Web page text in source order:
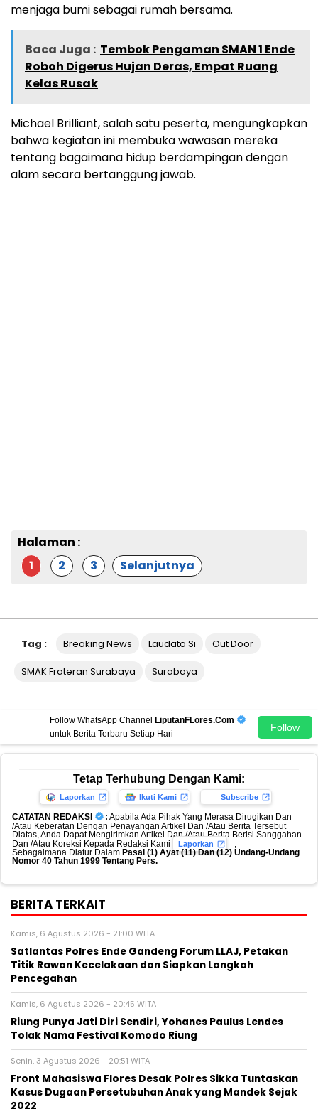
menjaga bumi sebagai rumah bersama.
Baca Juga : Tembok Pengaman SMAN 1 Ende
Roboh Digerus Hujan Deras, Empat Ruang
Kelas Rusak
Michael Brilliant, salah satu peserta, mengungkapkan
bahwa kegiatan ini membuka wawasan mereka
tentang bagaimana hidup berdampingan dengan
alam secara bertanggung jawab.
Halaman :
1
2 3 Selanjutnya
Tag : Breaking News Laudato Si Out Door
SMAK Frateran Surabaya Surabaya
Follow WhatsApp Channel
LiputanFLores.Com
untuk Berita Terbaru Setiap Hari
Follow
Tetap Terhubung Dengan Kami:
Laporkan Ikuti Kami Subscribe
CATATAN REDAKSI : Apabila Ada Pihak Yang Merasa Dirugikan Dan
/Atau Keberatan Dengan Penayangan Artikel Dan /Atau Berita Tersebut
Diatas, Anda Dapat Mengirimkan Artikel Dan /Atau Berita Berisi Sanggahan
Dan /Atau Koreksi Kepada Redaksi Kami
Laporkan
,
Sebagaimana Diatur Dalam Pasal (1) Ayat (11) Dan (12) Undang-Undang
Nomor 40 Tahun 1999 Tentang Pers.
BERITA TERKAIT
Kamis, 6 Agustus 2026 - 21:00 WITA
Satlantas Polres Ende Gandeng Forum LLAJ, Petakan
Titik Rawan Kecelakaan dan Siapkan Langkah
Pencegahan
Kamis, 6 Agustus 2026 - 20:45 WITA
Riung Punya Jati Diri Sendiri, Yohanes Paulus Lendes
Tolak Nama Festival Komodo Riung
Senin, 3 Agustus 2026 - 20:51 WITA
Front Mahasiswa Flores Desak Polres Sikka Tuntaskan
Kasus Dugaan Persetubuhan Anak yang Mandek Sejak
2022